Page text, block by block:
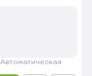
Автоматическая